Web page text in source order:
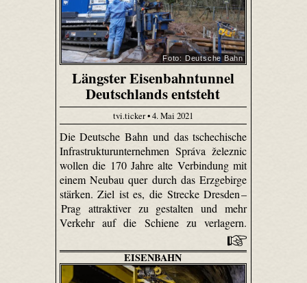
Foto: Deutsche Bahn
Längster Eisenbahntunnel
Deutschlands entsteht
tvi.ticker • 4. Mai 2021
Die Deutsche Bahn und das tschechische
Infrastrukturunternehmen Správa železnic
wollen die 170 Jahre alte Verbindung mit
einem Neubau quer durch das Erzgebirge
stärken. Ziel ist es, die Strecke Dresden –
Prag attraktiver zu gestalten und mehr
Verkehr auf die Schiene zu verlagern.
EISENBAHN